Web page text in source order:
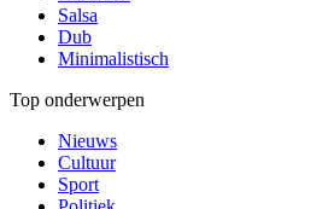
Salsa
Dub
Minimalistisch
Top onderwerpen
Nieuws
Cultuur
Sport